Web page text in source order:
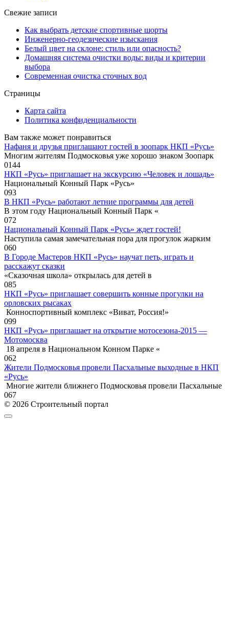
Свежие записи
Как выбрать детские спортивные шорты
Инженерно-геодезические изыскания
Белый цвет на склоне: стиль или опасность?
Домашняя система очистки воды: виды и критерии
выбора
Современная очистка сточных вод
Страницы
Карта сайта
Политика конфиденциальности
Вам также может понравиться
Нафаня и друзья приглашают гостей в зоопарк НКП «Русь»
Многим жителям Подмосковья уже хорошо знаком Зоопарк
0144
НКП «Русь» приглашает на экскурсию «Человек и лошадь»
Национальный Конный Парк «Русь»
093
В НКП «Русь» работают летние программы для детей
В этом году Национальный Конный Парк «
072
Национальный Конный Парк «Русь» ждет гостей!
Наступила самая замечательная пора для прогулок жарким
060
В Городе Мастеров НКП «Русь» научат петь, играть и
расскажут сказки
«Сказочная школа» открылась для детей в
085
НКП «Русь» приглашает совершить конные прогулки на
орловских рысаках
Конноспортивный комплекс «Виват, Россия!»
099
НКП «Русь» приглашает на открытие мотосезона-2015 —
Мотомосква
18 апреля в Национальном Конном Парке «
062
Жители Подмосковья провели Пасхальные выходные в НКП
«Русь»
Многие жители ближнего Подмосковья провели Пасхальные
067
© 2026 Строительный портал